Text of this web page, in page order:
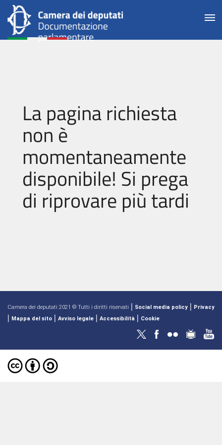
La pagina richiesta
non è
momentaneamente
disponibile! Si prega
di riprovare più tardi
Camera dei deputati 2021 © Tutti i diritti riservati | Social media policy | Privacy
| Mappa del sito | Avviso legale | Accessibilità | Cookie